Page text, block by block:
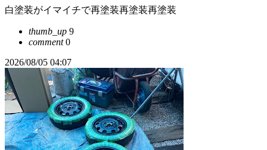
白塗装がイマイチで再塗装再塗装再塗装
thumb_up 9
comment0
2026/08/05 04:07